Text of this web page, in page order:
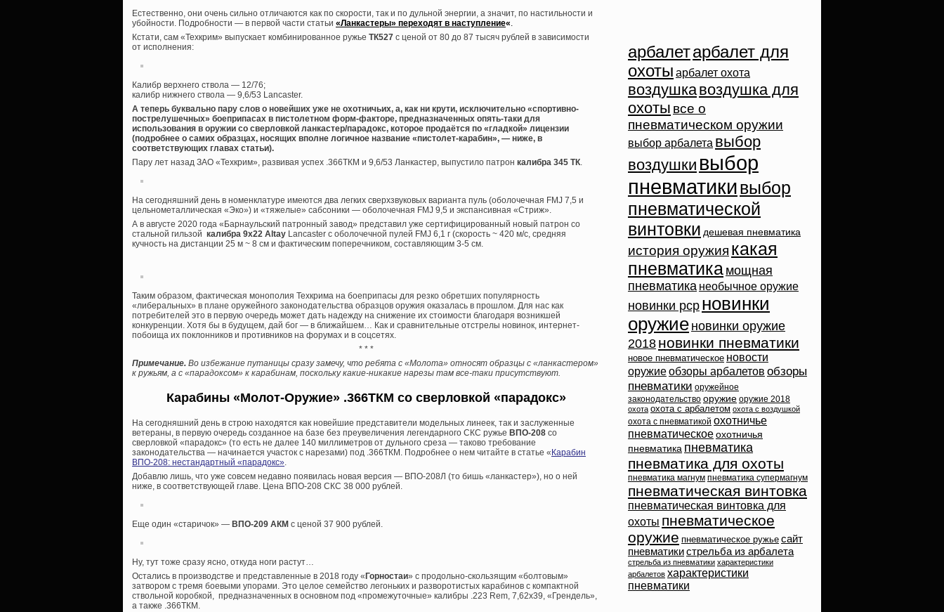
Естественно, они очень сильно отличаются как по скорости, так и по дульной энергии, а значит, по настильности и
убойности. Подробности — в первой части статьи «Ланкастеры» переходят в наступление«.
Кстати, сам «Техкрим» выпускает комбинированное ружье ТК527 с ценой от 80 до 87 тысяч рублей в зависимости
от исполнения:
Калибр верхнего ствола — 12/76;
калибр нижнего ствола — 9,6/53 Lancaster.
А теперь буквально пару слов о новейших уже не охотничьих, а, как ни крути, исключительно «спортивно-
пострелушечных» боеприпасах в пистолетном форм-факторе, предназначенных опять-таки для
использования в оружии со сверловкой ланкастер/парадокс, которое продаётся по «гладкой» лицензии
(подробнее о самих образцах, носящих вполне логичное название «пистолет-карабин», — ниже, в
соответствующих главах статьи).
Пару лет назад ЗАО «Техкрим», развивая успех .366ТКМ и 9,6/53 Ланкастер, выпустило патрон калибра 345 ТК.
На сегодняшний день в номенклатуре имеются два легких сверхзвуковых варианта пуль (оболочечная FMJ 7,5 и
цельнометаллическая «Эко») и «тяжелые» сабсоники — оболочечная FMJ 9,5 и экспансивная «Стриж».
А в августе 2020 года «Барнаульский патронный завод» представил уже сертифицированный новый патрон со
стальной гильзой калибра 9х22 Altay Lancaster с оболочечной пулей FMJ 6,1 г (скорость ~ 420 м/с, средняя
кучность на дистанции 25 м ~ 8 см и фактическим поперечником, составляющим 3-5 см.
Таким образом, фактическая монополия Техкрима на боеприпасы для резко обретших популярность
«либеральных» в плане оружейного законодательства образцов оружия оказалась в прошлом. Для нас как
потребителей это в первую очередь может дать надежду на снижение их стоимости благодаря возникшей
конкуренции. Хотя бы в будущем, дай бог — в ближайшем… Как и сравнительные отстрелы новинок, интернет-
побоища их поклонников и противников на форумах и в соцсетях.
* * *
Примечание. Во избежание путаницы сразу замечу, что ребята с «Молота» относят образцы с «ланкастером»
к ружьям, а с «парадоксом» к карабинам, поскольку какие-никакие нарезы там все-таки присутствуют.
Карабины «Молот-Оружие» .366ТКМ со сверловкой «парадокс»
На сегодняшний день в строю находятся как новейшие представители модельных линеек, так и заслуженные
ветераны, в первую очередь созданное на базе без преувеличения легендарного СКС ружье ВПО-208 со
сверловкой «парадокс» (то есть не далее 140 миллиметров от дульного среза — таково требование
законодательства — начинается участок с нарезами) под .366ТКМ. Подробнее о нем читайте в статье « Карабин
ВПО-208: нестандартный «парадокс».
Добавлю лишь, что уже совсем недавно появилась новая версия — ВПО-208Л (то бишь «ланкастер»), но о ней
ниже, в соответствующей главе. Цена ВПО-208 СКС 38 000 рублей.
Еще один «старичок» — ВПО-209 АКМ с ценой 37 900 рублей.
Ну, тут тоже сразу ясно, откуда ноги растут…
Остались в производстве и представленные в 2018 году « Горностаи» с продольно-скользящим «болтовым»
затвором с тремя боевыми упорами. Это целое семейство легоньких и разворотистых карабинов с компактной
ствольной коробкой, предназначенных в основном под «промежуточные» калибры .223 Rem, 7,62х39, «Грендель»,
а также .366ТКМ.
арбалетарбалет для
охоты арбалет охота
воздушкавоздушка для
охоты все о
пневматическом оружии
выбор арбалета выбор
воздушки выбор
пневматикивыбор
пневматической
винтовки дешевая пневматика
история оружия какая
пневматика мощная
пневматика необычное оружие
новинки pcp новинки
оружие новинки оружие
2018 новинки пневматики
новое пневматическое новости
оружиеобзоры арбалетов обзоры
пневматики оружейное
законодательство оружие оружие 2018
охота охота с арбалетом охота с воздушкой
охота с пневматикой охотничье
пневматическое охотничья
пневматика пневматика
пневматика для охоты
пневматика магнум пневматика супермагнум
пневматическая винтовка
пневматическая винтовка для
охоты пневматическое
оружие пневматическое ружье сайт
пневматикистрельба из арбалета
стрельба из пневматики характеристики
арбалетов характеристики
пневматики